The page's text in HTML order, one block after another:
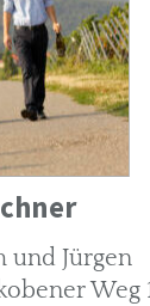
und Jürgen
Weg